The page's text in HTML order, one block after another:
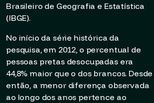
Brasileiro de Geografia e Estatística
(IBGE).
No início da série histórica da
pesquisa, em 2012, o percentual de
pessoas pretas desocupadas era
44,8% maior que o dos brancos. Desde
então, a menor diferença observada
ao longo dos anos pertence ao